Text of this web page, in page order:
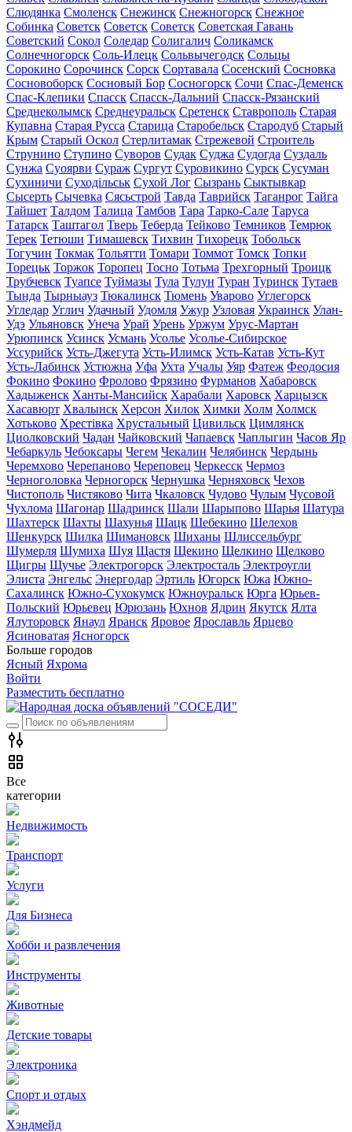
Слюдянка Смоленск Снежинск Снежногорск Снежное
Собинка Советск Советск Советск Советская Гавань
Советский Сокол Соледар Солигалич Соликамск
Солнечногорск Соль-Илецк Сольвычегодск Сольцы
Сорокино Сорочинск Сорск Сортавала Сосенский Сосновка
Сосновоборск Сосновый Бор Сосногорск Сочи Спас-Деменск
Спас-Клепики Спасск Спасск-Дальний Спасск-Рязанский
Среднеколымск Среднеуральск Сретенск Ставрополь Старая
Купавна Старая Русса Старица Старобельск Стародуб Старый
Крым Старый Оскол Стерлитамак Стрежевой Строитель
Струнино Ступино Суворов Судак Суджа Судогда Суздаль
Сунжа Суоярви Сураж Сургут Суровикино Сурск Сусуман
Сухиничи Суходільськ Сухой Лог Сызрань Сыктывкар
Сысерть Сычевка Сясьстрой Тавда Таврийск Таганрог Тайга
Тайшет Талдом Талица Тамбов Тара Тарко-Сале Таруса
Татарск Таштагол Тверь Теберда Тейково Темников Темрюк
Терек Тетюши Тимашевск Тихвин Тихорецк Тобольск
Тогучин Токмак Тольятти Томари Томмот Томск Топки
Торецьк Торжок Торопец Тосно Тотьма Трехгорный Троицк
Трубчевск Туапсе Туймазы Тула Тулун Туран Туринск Тутаев
Тында Тырныауз Тюкалинск Тюмень Уварово Углегорск
Угледар Углич Удачный Удомля Ужур Узловая Украинск Улан-
Удэ Ульяновск Унеча Урай Урень Уржум Урус-Мартан
Урюпинск Усинск Усмань Усолье Усолье-Сибирское
Уссурийск Усть-Джегута Усть-Илимск Усть-Катав Усть-Кут
Усть-Лабинск Устюжна Уфа Ухта Учалы Уяр Фатеж Феодосия
Фокино Фокино Фролово Фрязино Фурманов Хабаровск
Хадыженск Ханты-Мансийск Харабали Харовск Харцызск
Хасавюрт Хвалынск Херсон Хилок Химки Холм Холмск
Хотьково Хрестівка Хрустальный Цивильск Цимлянск
Циолковский Чадан Чайковский Чапаевск Чаплыгин Часов Яр
Чебаркуль Чебоксары Чегем Чекалин Челябинск Чердынь
Черемхово Черепаново Череповец Черкесск Чермоз
Черноголовка Черногорск Чернушка Черняховск Чехов
Чистополь Чистяково Чита Чкаловск Чудово Чулым Чусовой
Чухлома Шагонар Шадринск Шали Шарыпово Шарья Шатура
Шахтерск Шахты Шахунья Шацк Шебекино Шелехов
Шенкурск Шилка Шимановск Шиханы Шлиссельбург
Шумерля Шумиха Шуя Щастя Щекино Щелкино Щелково
Щигры Щучье Электрогорск Электросталь Электроугли
Элиста Энгельс Энергодар Эртиль Югорск Южа Южно-
Сахалинск Южно-Сухокумск Южноуральск Юрга Юрьев-
Польский Юрьевец Юрюзань Юхнов Ядрин Якутск Ялта
Ялуторовск Янаул Яранск Яровое Ярославль Ярцево
Ясиноватая Ясногорск
Больше городов
Ясный Яхрома
Войти
Разместить бесплатно
Все
категории
Недвижимость
Транспорт
Услуги
Для Бизнеса
Хобби и развлечения
Инструменты
Животные
Детские товары
Электроника
Спорт и отдых
Хэндмейд